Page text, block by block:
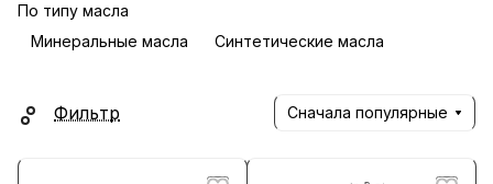
По типу масла
Минеральные масла
Синтетические масла
Фильтр Сначала популярные